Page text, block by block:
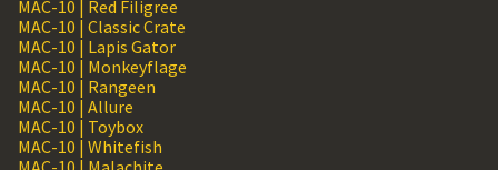
MAC-10 | Red Filigree
MAC-10 | Classic Crate
MAC-10 | Lapis Gator
MAC-10 | Monkeyflage
MAC-10 | Rangeen
MAC-10 | Allure
MAC-10 | Toybox
MAC-10 | Whitefish